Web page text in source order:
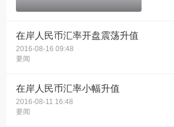
在岸人民币汇率开盘震荡升值
2016-08-16 09:48
要闻
在岸人民币汇率小幅升值
2016-08-11 16:48
要闻